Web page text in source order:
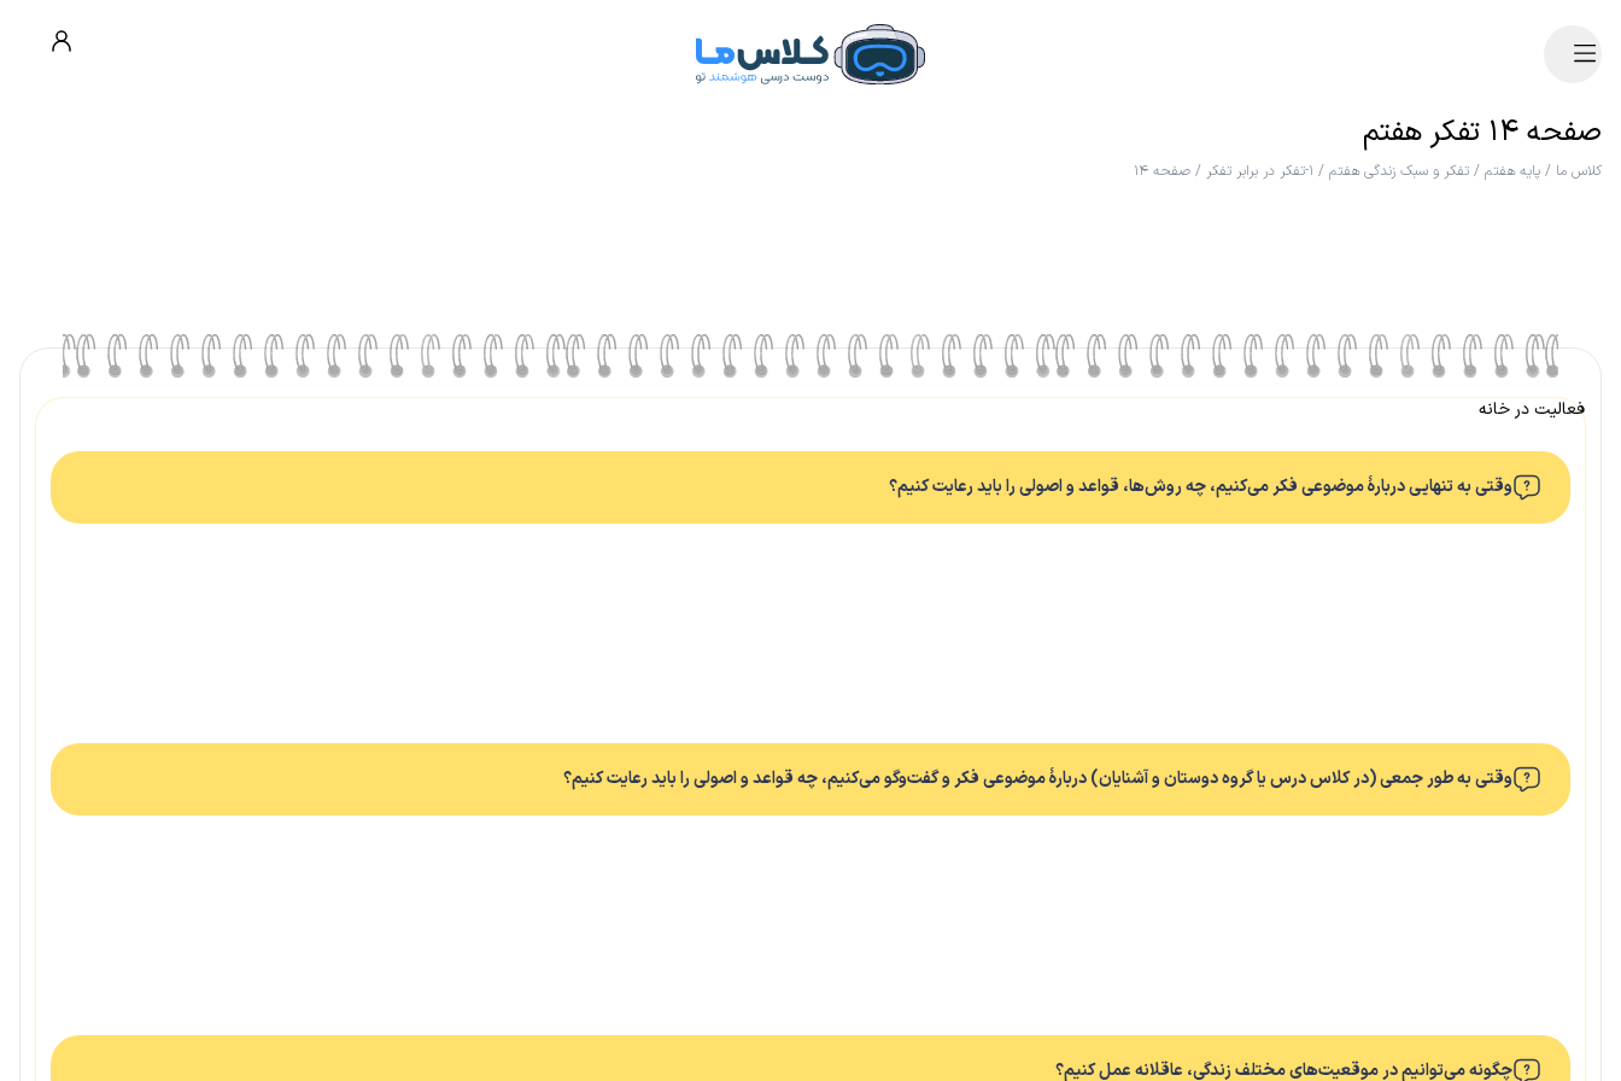
صفحه ۱۴ تفکر هفتم
کلاس ما / پایه هفتم / تفکر و سبک زندگی هفتم / ۱-تفکر در برابر تفکر / صفحه ۱۴
فعالیت در خانه
وقتی به تنهایی دربارهٔ موضوعی فکر می‌کنیم، چه روش‌ها، قواعد و اصولی را باید رعایت کنیم؟
وقتی به طور جمعی (در کلاس درس یا گروه دوستان و آشنایان) دربارهٔ موضوعی فکر و گفت‌وگو می‌کنیم، چه قواعد و اصولی را باید رعایت کنیم؟
چگونه می‌توانیم در موقعیت‌های مختلف زندگی، عاقلانه عمل کنیم؟